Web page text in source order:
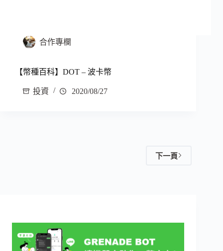
合作專欄
【幣種百科】DOT – 波卡幣
投資 2020/08/27
下一頁